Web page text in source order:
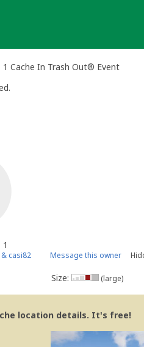
Cache In Trash Out® Event
casi82 Message this owner
Size: (large)
location details. It's free!